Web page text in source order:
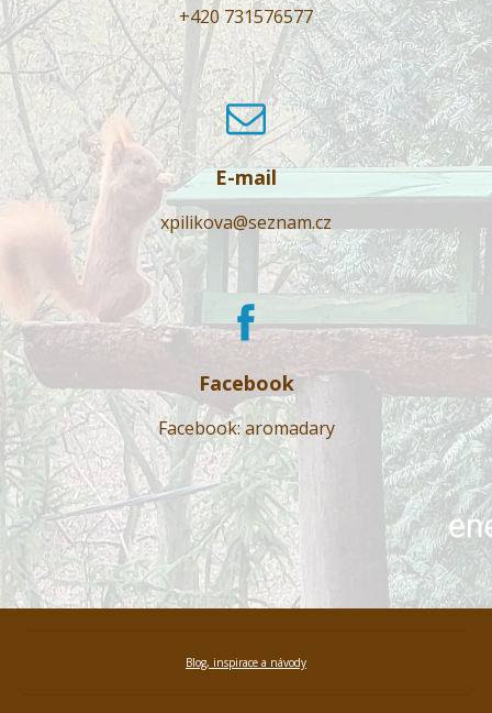
+420 731576577
E-mail
xpilikova@seznam.cz
Facebook
Facebook: aromadary
Blog, inspirace a návody